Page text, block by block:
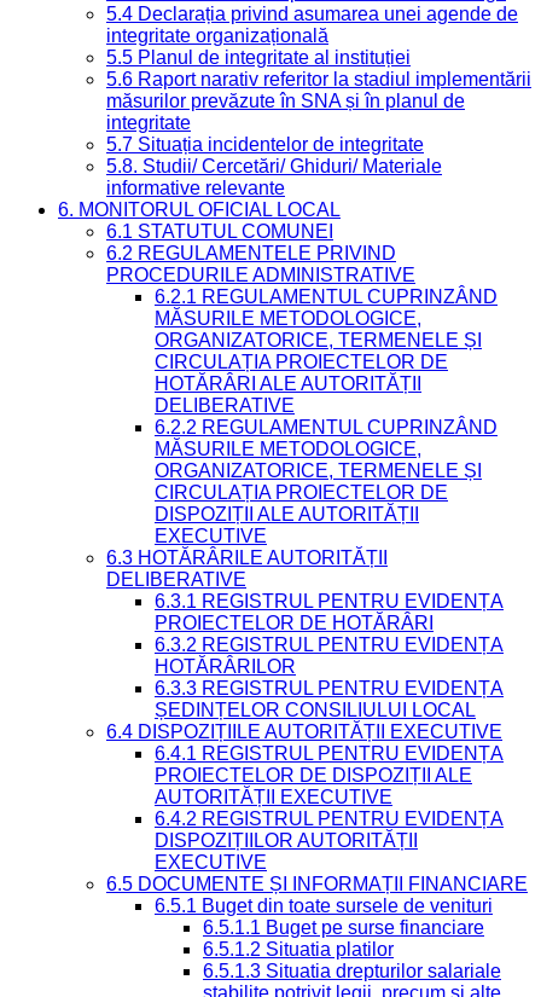
5.4 Declarația privind asumarea unei agende de
integritate organizațională
5.5 Planul de integritate al instituției
5.6 Raport narativ referitor la stadiul implementării
măsurilor prevăzute în SNA și în planul de
integritate
5.7 Situația incidentelor de integritate
5.8. Studii/ Cercetări/ Ghiduri/ Materiale
informative relevante
6. MONITORUL OFICIAL LOCAL
6.1 STATUTUL COMUNEI
6.2 REGULAMENTELE PRIVIND
PROCEDURILE ADMINISTRATIVE
6.2.1 REGULAMENTUL CUPRINZÂND
MĂSURILE METODOLOGICE,
ORGANIZATORICE, TERMENELE ȘI
CIRCULAȚIA PROIECTELOR DE
HOTĂRÂRI ALE AUTORITĂȚII
DELIBERATIVE
6.2.2 REGULAMENTUL CUPRINZÂND
MĂSURILE METODOLOGICE,
ORGANIZATORICE, TERMENELE ȘI
CIRCULAȚIA PROIECTELOR DE
DISPOZIȚII ALE AUTORITĂȚII
EXECUTIVE
6.3 HOTĂRÂRILE AUTORITĂȚII
DELIBERATIVE
6.3.1 REGISTRUL PENTRU EVIDENȚA
PROIECTELOR DE HOTĂRÂRI
6.3.2 REGISTRUL PENTRU EVIDENȚA
HOTĂRÂRILOR
6.3.3 REGISTRUL PENTRU EVIDENȚA
ȘEDINȚELOR CONSILIULUI LOCAL
6.4 DISPOZIȚIILE AUTORITĂȚII EXECUTIVE
6.4.1 REGISTRUL PENTRU EVIDENȚA
PROIECTELOR DE DISPOZIȚII ALE
AUTORITĂȚII EXECUTIVE
6.4.2 REGISTRUL PENTRU EVIDENȚA
DISPOZIȚIILOR AUTORITĂȚII
EXECUTIVE
6.5 DOCUMENTE ȘI INFORMAȚII FINANCIARE
6.5.1 Buget din toate sursele de venituri
6.5.1.1 Buget pe surse financiare
6.5.1.2 Situatia platilor
6.5.1.3 Situatia drepturilor salariale
stabilite potrivit legii, precum si alte